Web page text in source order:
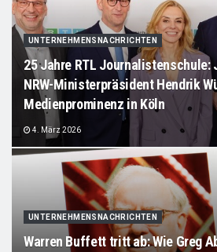
UNTERNEHMENSNACHRICHTEN
25 Jahre RTL
NRW-Ministerpräsident Hendrik
Medienprominenz in Köln
4. März 2026
UNTERNEHMENSNACHRICHTEN
Warren Buffett tritt ab: Wie Greg